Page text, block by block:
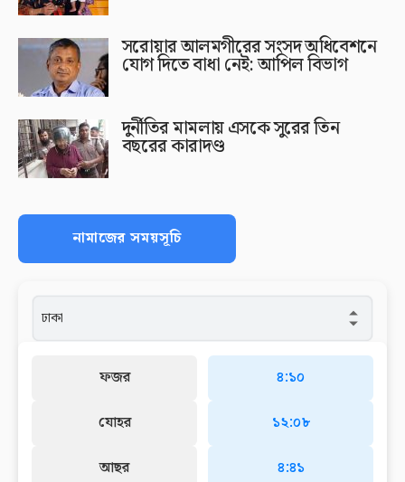
সরোয়ার আলমগীরের সংসদ অধিবেশনে
যোগ দিতে বাধা নেই: আপিল বিভাগ
দুর্নীতির মামলায় এসকে সুরের তিন
বছরের কারাদণ্ড
নামাজের সময়সূচি
ফজর
যোহর
আছর
৪:১০
১২:০৮
৪:৪১